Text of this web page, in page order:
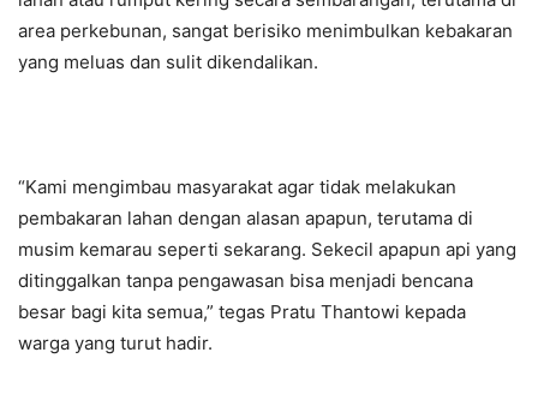
area perkebunan, sangat berisiko menimbulkan kebakaran
yang meluas dan sulit dikendalikan.
“Kami mengimbau masyarakat agar tidak melakukan
pembakaran lahan dengan alasan apapun, terutama di
musim kemarau seperti sekarang. Sekecil apapun api yang
ditinggalkan tanpa pengawasan bisa menjadi bencana
besar bagi kita semua,” tegas Pratu Thantowi kepada
warga yang turut hadir.